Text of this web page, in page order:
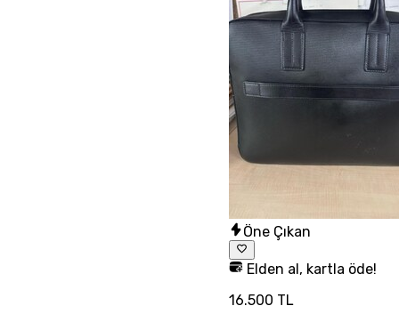
Öne Çıkan
Elden al, kartla öde!
16.500 TL